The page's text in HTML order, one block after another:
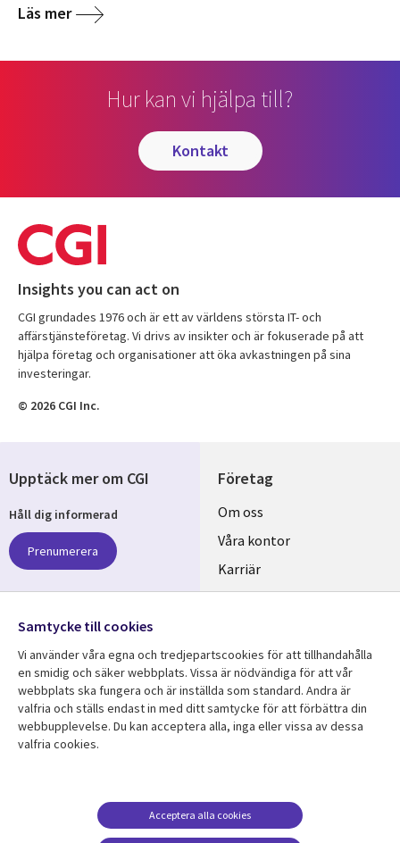
Läs mer
Hur kan vi hjälpa till?
kontakt
Insights you can act on
CGI grundades 1976 och är ett av världens största IT- och
affärstjänsteföretag. Vi drivs av insikter och är fokuserade på att
hjälpa företag och organisationer att öka avkastningen på sina
investeringar.
© 2026 CGI Inc.
Företag
Useful
links
SWEDEN
Om oss
Våra kontor
Karriär
Hållbarhet
Resurscenter
SWEDEN
dataskydd
Accessibility
Upptäck mer om CGI
Håll dig informerad
Prenumerera
Följ oss
Social
Media
SWEDEN
Samtycke till cookies
Vi använder våra egna och tredjepartscookies för att tillhandahålla
en smidig och säker webbplats. Vissa är nödvändiga för att vår
webbplats ska fungera och är inställda som standard. Andra är
valfria och ställs endast in med ditt samtycke för att förbättra din
webbupplevelse. Du kan acceptera alla, inga eller vissa av dessa
valfria cookies.
Acceptera alla cookies